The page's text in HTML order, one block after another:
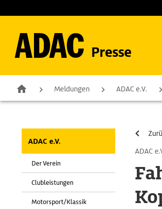
Presse
Meldungen ADAC e.V.
ADAC e.V.
Der Verein
Clubleistungen
Motorsport/Klassik
ADAC